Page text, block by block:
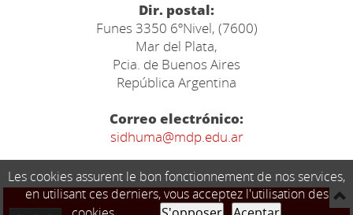
Dir. postal:
Funes 3350 6ºNivel, (7600)
Mar del Plata,
Pcia. de Buenos Aires
República Argentina
Correo electrónico:
sidhuma@mdp.edu.ar
Les cookies assurent le bon fonctionnement de nos services,
en utilisant ces derniers, vous acceptez l'utilisation des